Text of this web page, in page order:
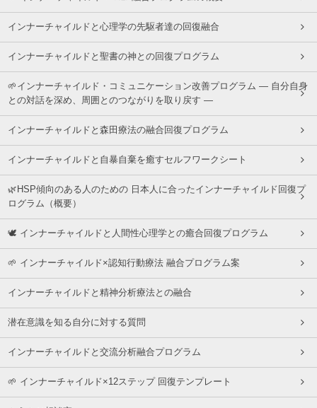
インナーチャイルドと心理学の先駆者達の回復融合
インナーチャイルドと聖書の神との回復プログラム
🌱インナーチャイルド・コミュニケーション改善プログラム ― 自分自身
との対話を深め、周囲とのつながりを取り戻す ―
インナーチャイルドと森田療法の融合回復プログラム
インナーチャイルドと自暴自棄を癒すセルフワークシート
🌿HSP傾向のある人のための 日本人に合ったインナーチャイルド回復プ
ログラム（概要）
🕊 インナーチャイルドと人間性心理学との癒合回復プログラム
🌱 インナーチャイルド×認知行動療法 融合プログラム案
インナーチャイルドと精神分析療法との融合
潜在意識を知る自分に対する質問
インナーチャイルドと交流分析融合プログラム
🌱 インナーチャイルド×12ステップ 回復テンプレート